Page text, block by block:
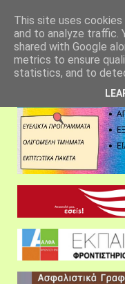
This site uses
and to analyze traffic.
shared with Google
metrics to ensure
statistics, and to